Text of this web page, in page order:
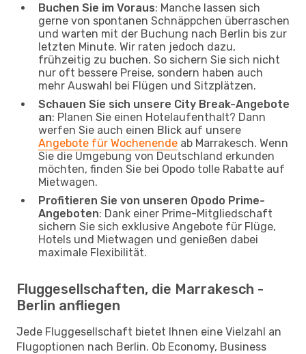
Buchen Sie im Voraus: Manche lassen sich
gerne von spontanen Schnäppchen überraschen
und warten mit der Buchung nach Berlin bis zur
letzten Minute. Wir raten jedoch dazu,
frühzeitig zu buchen. So sichern Sie sich nicht
nur oft bessere Preise, sondern haben auch
mehr Auswahl bei Flügen und Sitzplätzen.
Schauen Sie sich unsere City Break-Angebote
an: Planen Sie einen Hotelaufenthalt? Dann
werfen Sie auch einen Blick auf unsere
Angebote für Wochenende ab Marrakesch. Wenn
Sie die Umgebung von Deutschland erkunden
möchten, finden Sie bei Opodo tolle Rabatte auf
Mietwagen.
Profitieren Sie von unseren Opodo Prime-
Angeboten: Dank einer Prime-Mitgliedschaft
sichern Sie sich exklusive Angebote für Flüge,
Hotels und Mietwagen und genießen dabei
maximale Flexibilität.
Fluggesellschaften, die Marrakesch -
Berlin anfliegen
Jede Fluggesellschaft bietet Ihnen eine Vielzahl an
Flugoptionen nach Berlin. Ob Economy, Business